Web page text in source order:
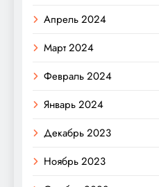
Апрель 2024
Март 2024
Февраль 2024
Январь 2024
Декабрь 2023
Ноябрь 2023